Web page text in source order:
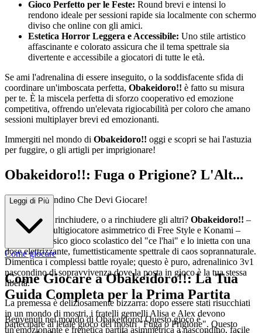
Gioco Perfetto per le Feste: Round brevi e intensi lo
rendono ideale per sessioni rapide sia localmente con schermo
diviso che online con gli amici.
Estetica Horror Leggera e Accessibile: Uno stile artistico
affascinante e colorato assicura che il tema spettrale sia
divertente e accessibile a giocatori di tutte le età.
Se ami l'adrenalina di essere inseguito, o la soddisfacente sfida di
coordinare un'imboscata perfetta, Obakeidoro!! è fatto su misura
per te. È la miscela perfetta di sforzo cooperativo ed emozione
competitiva, offrendo un'elevata rigiocabilità per coloro che amano
sessioni multiplayer brevi ed emozionanti.
Immergiti nel mondo di Obakeidoro!! oggi e scopri se hai l'astuzia
per fuggire, o gli artigli per imprigionare!
Obakeidoro!!: Fuga o Prigione? L'Alt...
issimo Nascondino Che Devi Giocare!
Pronto a farti rinchiudere, o a rinchiudere gli altri? Obakeidoro!! –
il successo multigiocatore asimmetrico di Free Style e Konami –
prende il classico gioco scolastico del "ce l'hai" e lo inietta con una
dose elettrizzante, fumettisticamente spettrale di caos soprannaturale.
Dimentica i complessi battle royale; questo è puro, adrenalinico 3v1
nascondino di sopravvivenza dove la posta in gioco è la tua stessa
libertà.
La premessa è deliziosamente bizzarra: dopo essere stati risucchiati
in un mondo di mostri, i fratelli gemelli Alisa e Alex devono
partecipare al letale gioco dei mostri "Fuga o Prigione". Questo
Leggi di Più
Come giocare
Come Giocare a Obakeidoro!!: La Tua
Guida Completa per la Prima Partita
Benvenuti nel mondo di Obakeidoro! Questo gioco è
un'emozionante e frenetica partita asimmetrica a nascondino, facile